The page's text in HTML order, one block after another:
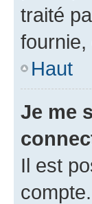
traité
fournie,
Haut
Je me
Il est